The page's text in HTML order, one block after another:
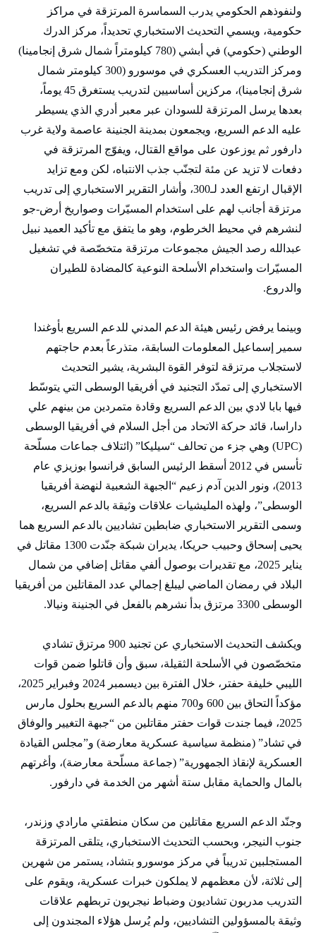
ولنفوذهم الحكومي يدرب السماسرة المرتزقة في مراكز
حكومية، ويسمي التحديث الاستخباري تحديداً، مركز الدرك
الوطني (حكومي) في أبشي (780 كيلومتراً شمال شرق إنجامينا)
ومركز التدريب العسكري في موسورو (300 كيلومتر شمال
شرق إنجامينا)، مركزين أساسيين لتدريب يستغرق 45 يوماً،
بعدها يرسل المرتزقة للسودان عبر معبر أدري الذي يسيطر
عليه الدعم السريع، ويجمعون بمدينة الجنينة عاصمة ولاية غرب
دارفور ثم يوزعون على مواقع القتال، ويفوّج المرتزقة في
دفعات لا تزيد عن مئة لتجنّب جذب الانتباه، لكن ومع تزايد
الإقبال ارتفع العدد لـ300، وأشار التقرير الاستخباري إلى تدريب
مرتزقة أجانب لهم على استخدام المسيّرات وصواريخ أرض-جو
لنشرهم في محيط الخرطوم، وهو ما يتفق مع تأكيد العميد نبيل
عبدالله رصد الجيش مجموعات مرتزقة متخصّصة في تشغيل
المسيّرات واستخدام الأسلحة النوعية كالمضادة للطيران
والدروع.
وبينما يرفض رئيس هيئة الدعم المدني للدعم السريع بأوغندا
سمير إسماعيل المعلومات السابقة، متذرعاً بعدم حاجتهم
لاستجلاب مرتزقة لتوفر القوة البشرية، يشير التحديث
الاستخباري إلى تمدّد التجنيد في أفريقيا الوسطى التي يتوسّط
فيها بابا لادي بين الدعم السريع وقادة متمردين من بينهم علي
داراسا، قائد حركة الاتحاد من أجل السلام في أفريقيا الوسطى
(UPC) وهي جزء من تحالف “سيليكا” (ائتلاف جماعات مسلّحة
تأسس في 2012 أسقط الرئيس السابق فرانسوا بوزيزي عام
2013)، ونور الدين آدم زعيم “الجبهة الشعبية لنهضة أفريقيا
الوسطى”، ولهذه المليشيات علاقات وثيقة بالدعم السريع،
وسمى التقرير الاستخباري ضابطين تشاديين بالدعم السريع هما
يحيى إسحاق وحبيب حريكا، يديران شبكة جنّدت 1300 مقاتل في
يناير 2025، مع تقديرات بوصول ألفي مقاتل إضافي من شمال
البلاد في رمضان الماضي ليبلغ إجمالي عدد المقاتلين من أفريقيا
الوسطى 3300 مرتزق بدأ نشرهم بالفعل في الجنينة ونيالا.
ويكشف التحديث الاستخباري عن تجنيد 900 مرتزق تشادي
متخصّصون في الأسلحة الثقيلة، سبق وأن قاتلوا ضمن قوات
الليبي خليفة حفتر، خلال الفترة بين ديسمبر 2024 وفبراير 2025،
مؤكداً التحاق بين 600 و700 منهم بالدعم السريع بحلول مارس
2025، فيما جندت قوات حفتر مقاتلين من “جبهة التغيير والوفاق
في تشاد” (منظمة سياسية عسكرية معارضة) و”مجلس القيادة
العسكرية لإنقاذ الجمهورية” (جماعة مسلّحة معارضة)، وأغرتهم
بالمال والحماية مقابل ستة أشهر من الخدمة في دارفور.
وجنّد الدعم السريع مقاتلين من سكان منطقتي مارادي وزندر،
جنوب النيجر، وبحسب التحديث الاستخباري، يتلقى المرتزقة
المستجلبين تدريباً في مركز موسورو بتشاد، يستمر من شهرين
إلى ثلاثة، لأن معظمهم لا يملكون خبرات عسكرية، ويقوم على
التدريب مدربون تشاديون وضباط نيجريون تربطهم علاقات
وثيقة بالمسؤولين التشاديين، ولم يُرسل هؤلاء المجندون إلى